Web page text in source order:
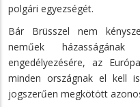
polgári egyezségét.
Bár Brüsszel nem
neműek
engedélyezésére, az
minden országnak el kell
jogszerűen megkötött